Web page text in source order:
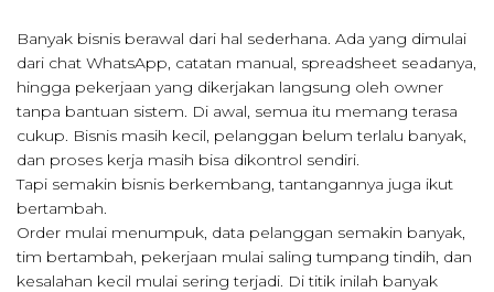
Banyak bisnis berawal dari hal sederhana. Ada yang dimulai
dari chat WhatsApp, catatan manual, spreadsheet seadanya,
hingga pekerjaan yang dikerjakan langsung oleh owner
tanpa bantuan sistem. Di awal, semua itu memang terasa
cukup. Bisnis masih kecil, pelanggan belum terlalu banyak,
dan proses kerja masih bisa dikontrol sendiri.
Tapi semakin bisnis berkembang, tantangannya juga ikut
bertambah.
Order mulai menumpuk, data pelanggan semakin banyak,
tim bertambah, pekerjaan mulai saling tumpang tindih, dan
kesalahan kecil mulai sering terjadi. Di titik inilah banyak